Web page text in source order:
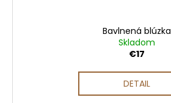
Bavlnená blúzka
Skladom
€17
DETAIL